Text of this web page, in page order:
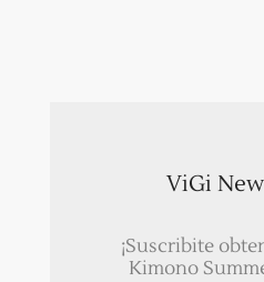
ViGi
¡Suscribite
Kimono